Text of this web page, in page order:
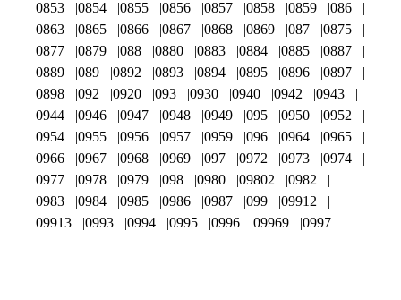
0853
0854 0855 0856 0857 0858 0859
086
0863
0865 0866 0867 0868 0869 087
0875
0877
0879 088 0880 0883 0884 0885
0887
0889
089 0892 0893 0894 0895 0896
0897
0898
092 0920 093 0930 0940 0942
0943
0944
0946 0947 0948 0949 095 0950
0952
0954
0955 0956 0957 0959 096 0964
0965
0966
0967 0968 0969 097 0972 0973
0974
0977
0978 0979 098 0980 09802
0982
0983
0984 0985 0986 0987 099
09912
09913
0993 0994 0995 0996 09969 0997